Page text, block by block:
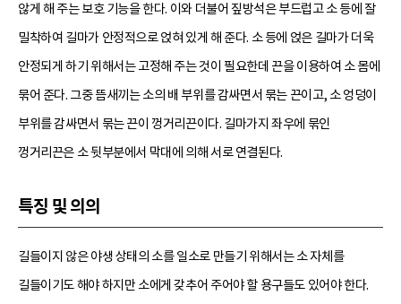
않게 해 주는 보호 기능을 한다. 이와 더불어 짚방석은 부드럽고 소 등에 잘
밀착하여 길마가 안정적으로 얹혀 있게 해 준다. 소 등에 얹은 길마가 더욱
안정되게 하기 위해서는 고정해 주는 것이 필요한데 끈을 이용하여 소 몸에
묶어 준다. 그중 뜸새끼는 소의 배 부위를 감싸면서 묶는 끈이고, 소 엉덩이
부위를 감싸면서 묶는 끈이 껑거리끈이다. 길마가지 좌우에 묶인
껑거리끈은 소 뒷부분에서 막대에 의해 서로 연결된다.
특징 및 의의
길들이지 않은 야생 상태의 소를 일소로 만들기 위해서는 소 자체를
길들이기도 해야 하지만 소에게 갖추어 주어야 할 용구들도 있어야 한다.